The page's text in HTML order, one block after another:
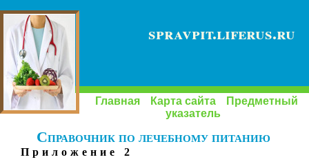
spravpit.liferus.ru
Главная Карта сайта
Предметный
указатель
Справочник по лечебному питанию
Приложение 2